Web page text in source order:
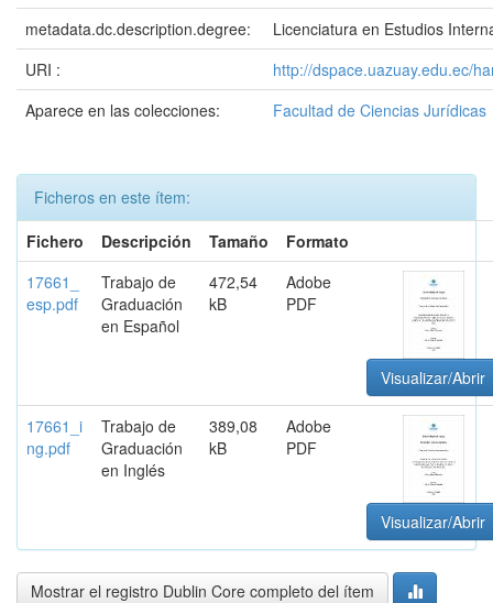
metadata.dc.description.degree:
Licenciatura en Estudios
URI :
http://dspace.uazuay.edu.ec/
Aparece en las colecciones:
Facultad de Ciencias Jurídicas
Ficheros en este ítem:
Fichero
Descripción Tamaño
Formato
17661_
esp.pdf
Trabajo de
Graduación
en Español
472,54
kB
Adobe
PDF
Visualizar/Abrir
17661_i
ng.pdf
Trabajo de
Graduación
en Inglés
389,08
kB
Adobe
PDF
Visualizar/Abrir
Mostrar el registro Dublin Core completo del ítem